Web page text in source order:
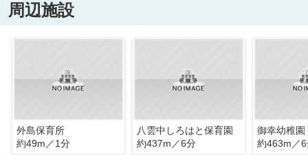
周辺施設
外島保育所
約49m／1分
八雲中しろはと保育園
約437m／6分
御幸幼稚園
約463m／